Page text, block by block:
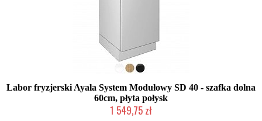
Labor fryzjerski Ayala System Modułowy SD 40 - szafka dolna
60cm, płyta połysk
1 549,75 zł